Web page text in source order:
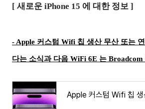
[ 새로운 iPhone 15 에 대한 정보 ]
- Apple 커스텀 Wifi 칩 생산 무산 또는
다는 소식과 다음 WiFi 6E 는 Broadcom